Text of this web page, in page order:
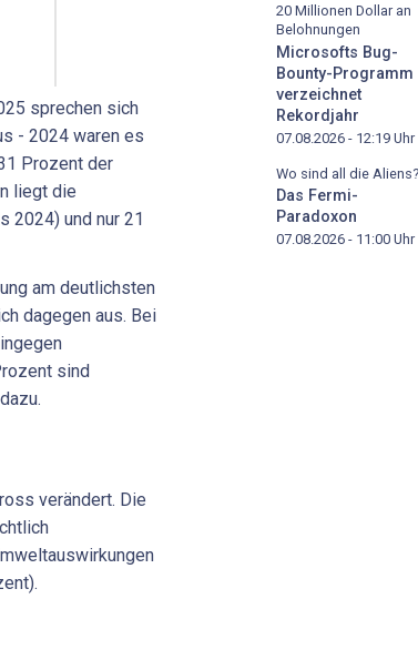
sprechen sich
- 2024 waren es
Prozent der
liegt die
2024) und nur 21
am deutlichsten
dagegen aus. Bei
sind
verändert. Die
20 Millionen Dollar an
Belohnungen
Microsofts Bug-
Bounty-Programm
verzeichnet
Rekordjahr
07.08.2026 - 12:19 Uhr
Wo sind all die Aliens?
Das Fermi-
Paradoxon
07.08.2026 - 11:00 Uhr